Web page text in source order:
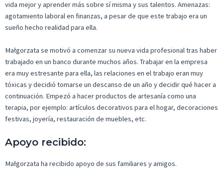
vida mejor y aprender más sobre sí misma y sus talentos. Amenazas:
agotamiento laboral en finanzas, a pesar de que este trabajo era un
sueño hecho realidad para ella.
Małgorzata se motivó a comenzar su nueva vida profesional tras haber
trabajado en un banco durante muchos años. Trabajar en la empresa
era muy estresante para ella, las relaciones en el trabajo eran muy
tóxicas y decidió tomarse un descanso de un año y decidir qué hacer a
continuación. Empezó a hacer productos de artesanía como una
terapia, por ejemplo: artículos decorativos para el hogar, decoraciones
festivas, joyería, restauración de muebles, etc.
Apoyo recibido:
Małgorzata ha recibido apoyo de sus familiares y amigos.